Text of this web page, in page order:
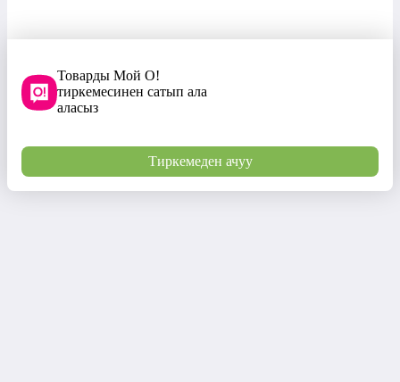
Товарды Мой О!
тиркемесинен сатып ала
аласыз
Тиркемеден ачуу